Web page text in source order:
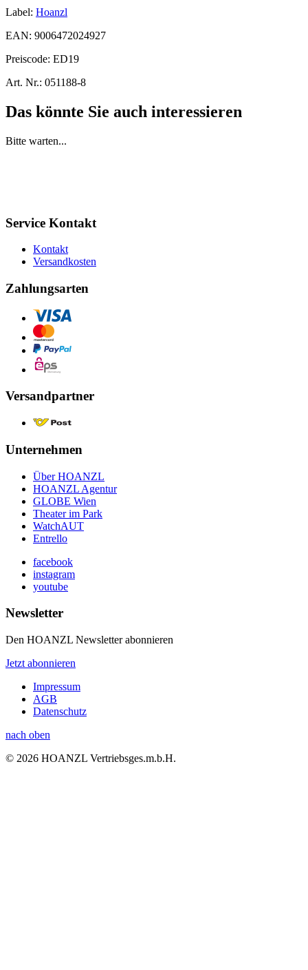
Label: Hoanzl
EAN: 9006472024927
Preiscode: ED19
Art. Nr.: 051188-8
Das könnte Sie auch interessieren
Bitte warten...
Service Kontakt
Kontakt
Versandkosten
Zahlungsarten
Versandpartner
Unternehmen
Über HOANZL
HOANZL Agentur
GLOBE Wien
Theater im Park
WatchAUT
Entrello
facebook
instagram
youtube
Newsletter
Den HOANZL Newsletter abonnieren
Jetzt abonnieren
Impressum
AGB
Datenschutz
nach oben
© 2026 HOANZL Vertriebsges.m.b.H.